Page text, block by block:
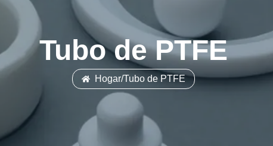
Tubo de PTFE
Hogar/Tubo de PTFE